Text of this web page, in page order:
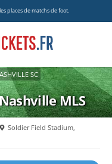
places de matchs de foot.
SC
MLS
Soldier Field Stadium,